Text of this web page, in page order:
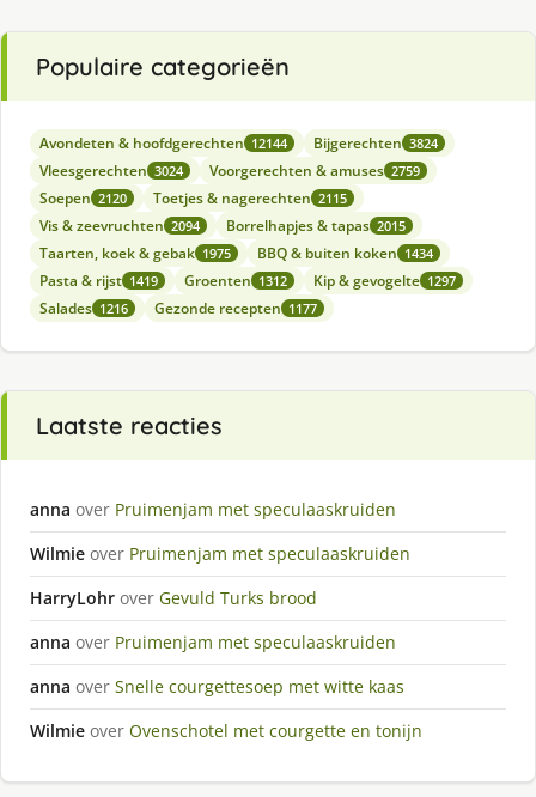
Populaire categorieën
Avondeten & hoofdgerechten 12144 Bijgerechten 3824
Vleesgerechten 3024 Voorgerechten & amuses 2759
Soepen 2120 Toetjes & nagerechten 2115
Vis & zeevruchten 2094 Borrelhapjes & tapas 2015
Taarten, koek & gebak 1975 BBQ & buiten koken 1434
Pasta & rijst 1419 Groenten 1312 Kip & gevogelte 1297
Salades 1216 Gezonde recepten 1177
Laatste reacties
anna over Pruimenjam met speculaaskruiden
Wilmie over Pruimenjam met speculaaskruiden
HarryLohr over Gevuld Turks brood
anna over Pruimenjam met speculaaskruiden
anna over Snelle courgettesoep met witte kaas
Wilmie over Ovenschotel met courgette en tonijn